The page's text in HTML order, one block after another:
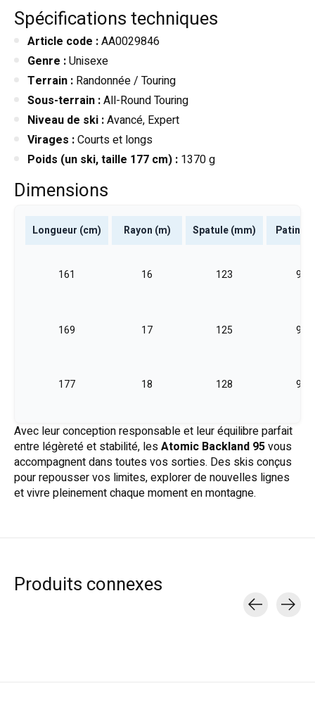
Spécifications techniques
Article code :AA0029846
Genre :Unisexe
Terrain : Randonnée / Touring
Sous-terrain :All-Round Touring
Niveau de ski :Avancé, Expert
Virages :Courts et longs
Poids (un ski, taille 177 cm) : 1370 g
Dimensions
Longueur (cm) Rayon (m) Spatule (mm) Patin
161 16 123 93
169 17 125 94
177 18 128 95
185 19 131
Avec leur conception responsable et leur équilibre parfait
entre légèreté et stabilité, lesAtomic Backland 95vous
accompagnent dans toutes vos sorties. Des skis conçus
pour repousser vos limites, explorer de nouvelles lignes
et vivre pleinement chaque moment en montagne.
Produits connexes